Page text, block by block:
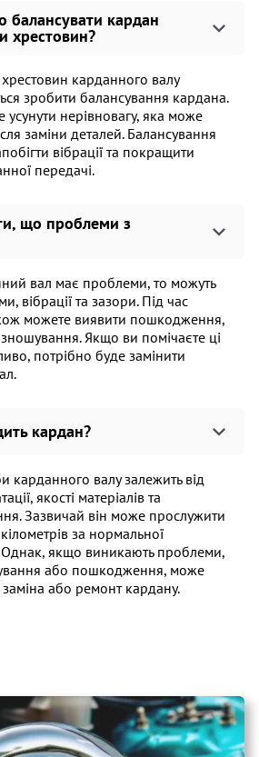
балансувати кардан
хрестовин?
хрестовин карданного валу
зробити балансування кардана.
нерівновагу, яка може
заміни деталей. Балансування
вібрації та покращити
передачі.
що проблеми з
вал має проблеми, то можуть
вібрації та зазори. Під час
можете виявити пошкодження,
Якщо ви помічаєте ці
потрібно буде замінити
кардан?
карданного валу залежить від
якості матеріалів та
Зазвичай він може прослужити
за нормальної
Однак, якщо виникають проблеми,
або пошкодження, може
або ремонт кардану.